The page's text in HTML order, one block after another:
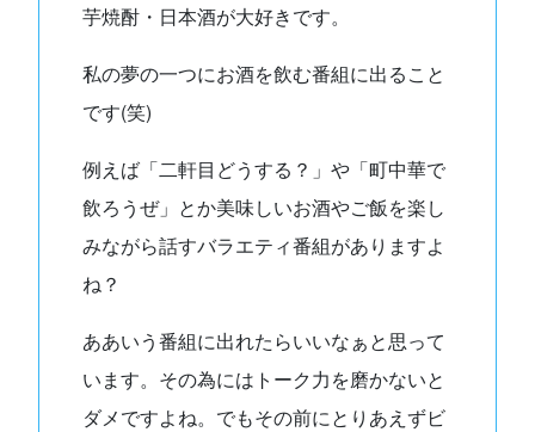
芋焼酎・日本酒が大好きです。
私の夢の一つにお酒を飲む番組に出ること
です(笑)
例えば「二軒目どうする？」や「町中華で
飲ろうぜ」とか美味しいお酒やご飯を楽し
みながら話すバラエティ番組がありますよ
ね？
ああいう番組に出れたらいいなぁと思って
います。その為にはトーク力を磨かないと
ダメですよね。でもその前にとりあえずビ